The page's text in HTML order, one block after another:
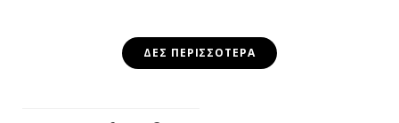
ΔΕΣ ΠΕΡΙΣΣΌΤΕΡΑ